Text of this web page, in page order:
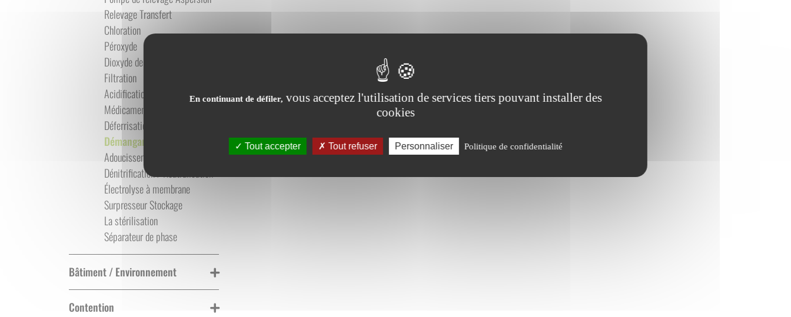
Relevage Transfert
Chloration
Péroxyde
Dioxyde de chlore
Filtration
Acidification
Médicamentation
Déferrisation
Démanganisation
Adoucissement
Dénitrification / Neutralisation
Électrolyse à membrane
Surpresseur Stockage
La stérilisation
Séparateur de phase
Bâtiment / Environnement
Contention
En continuant de défiler, vous acceptez l'utilisation de services tiers pouvant installer des
cookies
Tout accepter Tout refuser Personnaliser Politique de confidentialité